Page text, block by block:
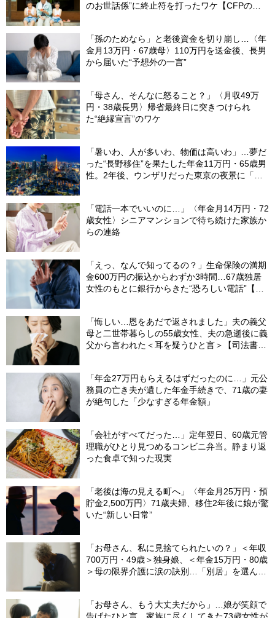
のお世話係”に終止符を打ったワケ【CFPの助
「孫のためなら」と老後資金を切り崩し…〈年
金月13万円・67歳母〉110万円を送金後、長男
から届いた“予想外の一言”
「母さん、そんなに怒ること？」〈月収49万
円・38歳長男〉帰省最終日に突きつけられ
た“絶縁宣言”のワケ
「暑いわ、人が多いわ、物価は高いわ」…夢だ
った“長野移住”を果たした年金11万円・65歳男
性。2年後、ウンザリだった東京の夜景に「癒
「電話一本でいいのに…」〈年金月14万円・72
歳女性〉シニアマンションで待ち続けた家族か
らの連絡
「えっ、なんで知ってるの？」生命保険の満期
金600万円の振込からわずか3時間…67歳独居
女性のもとに銀行からきた“恐ろしい電話”【FP
「悔しい…恩をあだで返されました」夫の義父
母と二世帯暮らしの55歳女性、夫の急逝後に義
父から言われた＜耳を疑うひと言＞【司法書士
「年金27万円もらえるはずだったのに…」元公
務員の亡き夫が遺した年金手続きで、71歳の妻
が絶句した「少なすぎる年金額」
「会社がすべてだった…」定年翌日、60歳元管
理職がひとり見つめるコンビニ弁当。静まり返
った食卓で知った現実
「老後は海の見える町へ」〈年金月25万円・預
貯金2,500万円〉71歳夫婦、移住2年後に娘が驚
いた“新しい日常”
「お母さん、私に見捨てられたいの？」＜年収
700万円・49歳＞独身娘、＜年金15万円・80歳
＞母の限界介護に涙の訣別…「別居」を選んだ
「お母さん、もう大丈夫だから」…娘が笑顔で